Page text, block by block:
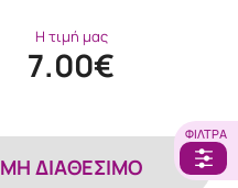
ΦΊΛΤΡΑ
Η τιμή μας
7.00€
MH ΔΙΑΘΕΣΙΜΟ